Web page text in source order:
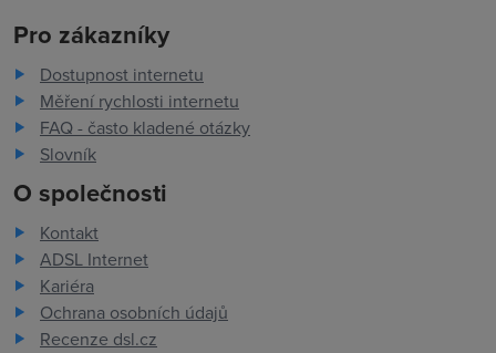
Pro zákazníky
Dostupnost internetu
Měření rychlosti internetu
FAQ - často kladené otázky
Slovník
O společnosti
Kontakt
ADSL Internet
Kariéra
Ochrana osobních údajů
Recenze dsl.cz